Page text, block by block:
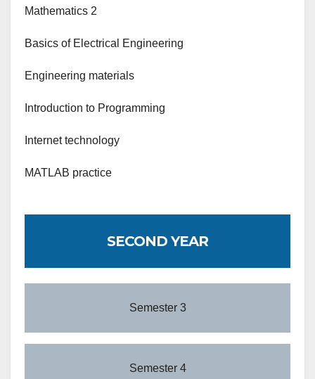
Mathematics 2
Basics of Electrical Engineering
Engineering materials
Introduction to Programming
Internet technology
MATLAB practice
SECOND YEAR
Semester 3
Semester 4